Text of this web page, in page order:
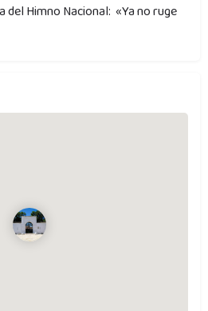
del Himno Nacional: «Ya no ruge